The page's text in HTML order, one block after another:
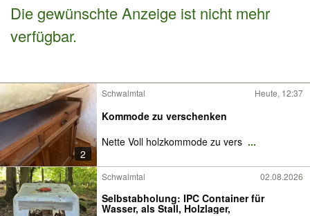
Nachrichten
Die gewünschte Anzeige ist nicht mehr
verfügbar.
2
Schwalmtal Heute, 12:37
Kommode zu verschenken
Nette Voll holzkommode zu vers ...
Schwalmtal 02.08.2026
Selbstabholung: IPC Container für
Wasser, als Stall, Holzlager,